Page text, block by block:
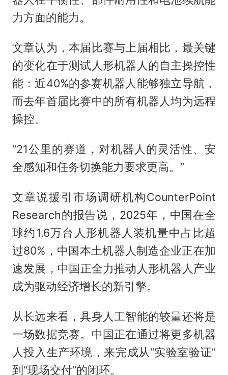
力方面的能力。
文章认为，本届比赛与上届相比，最关键
的变化在于测试人形机器人的自主操控性
能：近40%的参赛机器人能够独立导航，
而去年首届比赛中的所有机器人均为远程
操控。
“21公里的赛道，对机器人的灵活性、安
全感知和任务切换能力要求更高。”
文章说援引市场调研机构CounterPoint
Research的报告说，2025年，中国在全
球约1.6万台人形机器人装机量中占比超
过80%‌，中国本土机器人制造企业正在加
速发展，‌中国正全力推动人形机器人产业
成为驱动经济增长的新引擎‌。
从长远来看，具身人工智能的较量还将是
一场数据竞赛。中国正在通过将更多机器
人投入生产环境，来完成从“实验室验证”
到“现场交付”的闭环。